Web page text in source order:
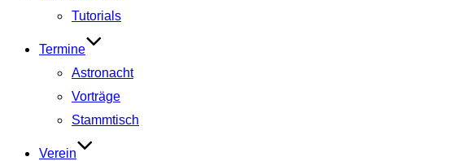
Tutorials
Termine
Astronacht
Vorträge
Stammtisch
Verein